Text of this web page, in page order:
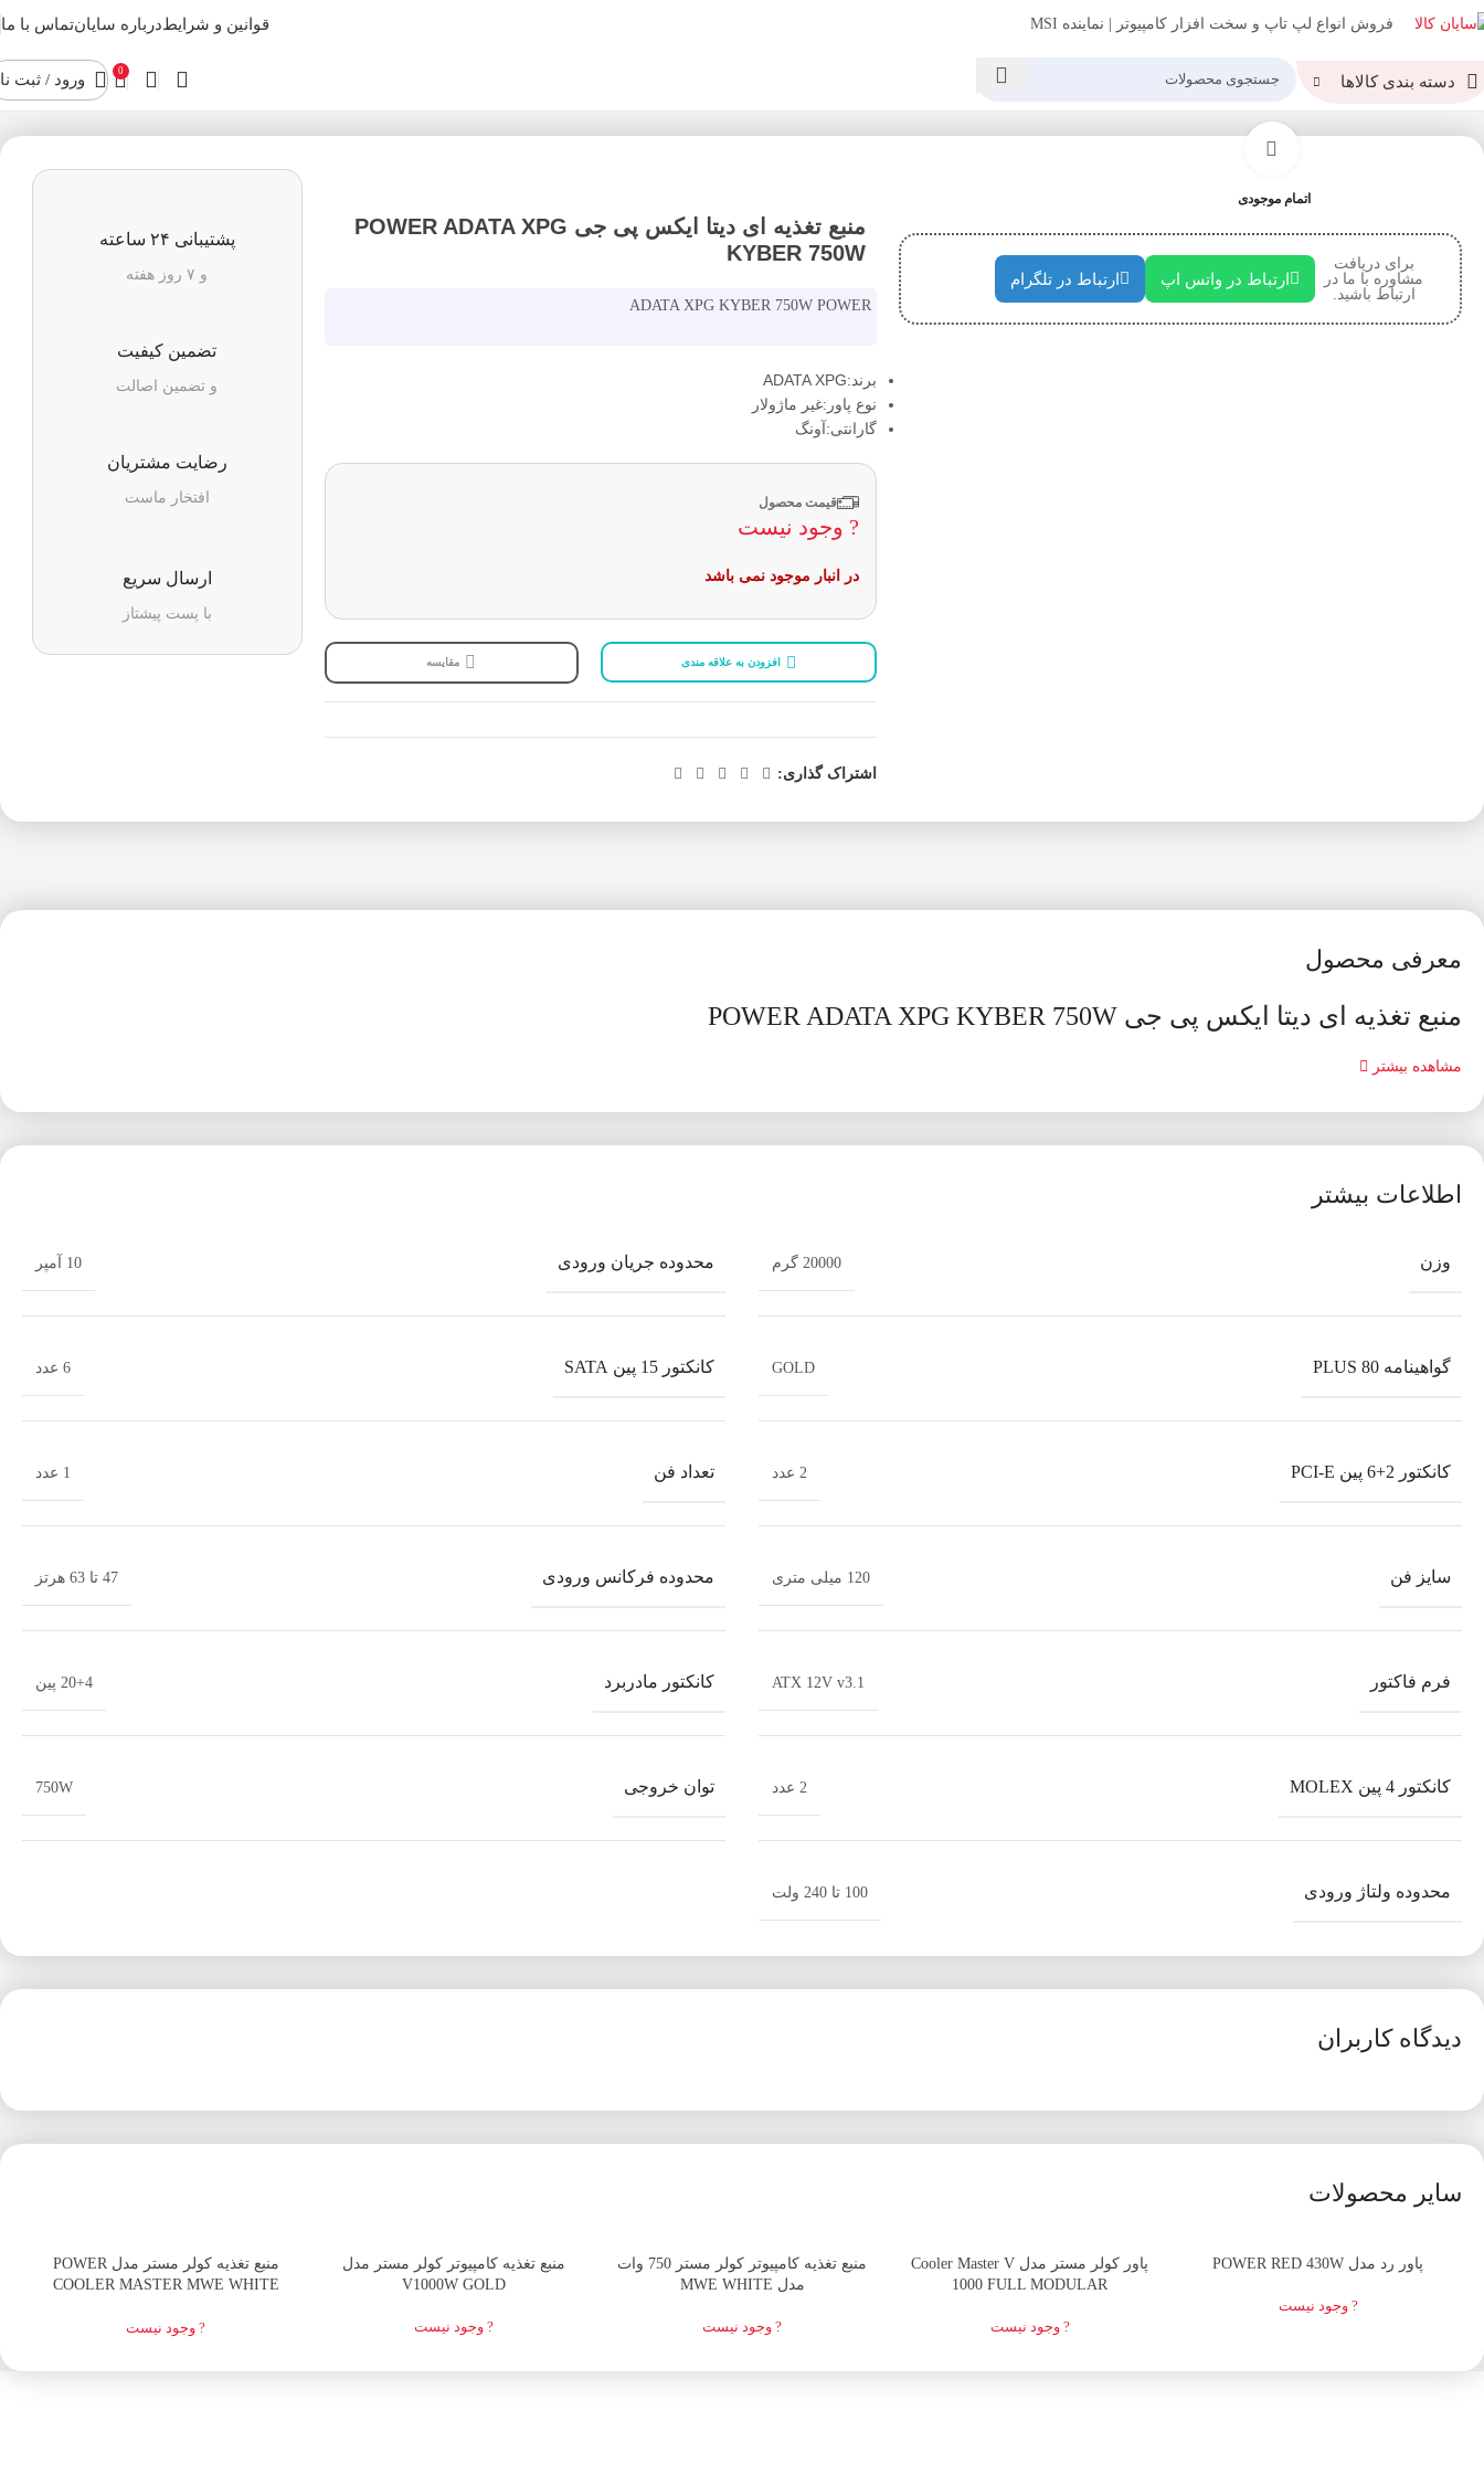
فروش انواع لپ تاپ و سخت افزار کامپیوتر | نماینده MSI قوانین و شرایطدرباره سایانتماس با ما
دسته بندی کالاها
0 ورود / ثبت
اتمام موجودی
برای دریافت
مشاوره با ما در
ارتباط باشید.
ارتباط در واتس اپ ارتباط در تلگرام
منبع تغذیه ای دیتا ایکس پی جی POWER ADATA XPG
KYBER 750W
ADATA XPG KYBER 750W POWER
برند:ADATA XPG
نوع پاور:غیر ماژولار
گارانتی:آونگ
قیمت محصول
? وجود نیست
در انبار موجود نمی باشد
افزودن به علاقه مندی مقایسه
اشتراک گذاری:
پشتیبانی ۲۴ ساعته
و ۷ روز هفته
تضمین کیفیت
و تضمین اصالت
رضایت مشتریان
افتخار ماست
ارسال سریع
با پست پیشتاز
معرفی محصول
منبع تغذیه ای دیتا ایکس پی جی POWER ADATA XPG KYBER 750W
مشاهده بیشتر
اطلاعات بیشتر
وزن 20000 گرم محدوده جریان ورودی 10 آمپر
گواهینامه 80 PLUS GOLD کانکتور 15 پین SATA 6 عدد
کانکتور 2+6 پین PCI-E 2 عدد تعداد فن 1 عدد
سایز فن 120 میلی متری محدوده فرکانس ورودی 47 تا 63 هرتز
فرم فاکتور ATX 12V v3.1 کانکتور مادربرد 20+4 پین
کانکتور 4 پین MOLEX 2 عدد توان خروجی 750W
محدوده ولتاژ ورودی 100 تا 240 ولت
دیدگاه کاربران
سایر محصولات
اتمام موجودی
پاور رد مدل POWER RED 430W
? وجود نیست
اتمام موجودی
پاور کولر مستر مدل Cooler Master V
1000 FULL MODULAR
? وجود نیست
اتمام موجودی
منبع تغذیه کامپیوتر کولر مستر 750 وات
مدل MWE WHITE
? وجود نیست
اتمام موجودی
منبع تغذیه کامپیوتر کولر مستر مدل
V1000W GOLD
? وجود نیست
اتمام موجودی
منبع تغذیه کولر مستر مدل POWER
COOLER MASTER MWE WHITE
? وجود نیست